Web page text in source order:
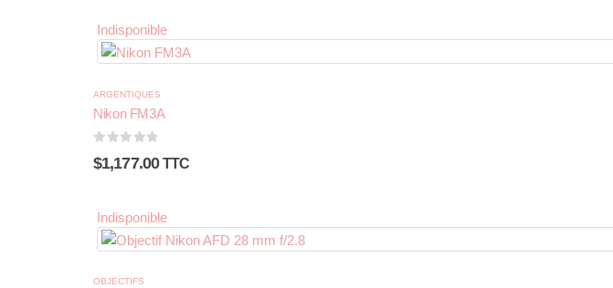
Indisponible
ARGENTIQUES
Nikon FM3A
$1,177.00 TTC
Indisponible
OBJECTIFS